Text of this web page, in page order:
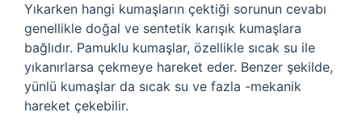
Yıkarken hangi kumaşların çektiği sorunun cevabı
genellikle doğal ve sentetik karışık kumaşlara
bağlıdır. Pamuklu kumaşlar, özellikle sıcak su ile
yıkanırlarsa çekmeye hareket eder. Benzer şekilde,
yünlü kumaşlar da sıcak su ve fazla -mekanik
hareket çekebilir.